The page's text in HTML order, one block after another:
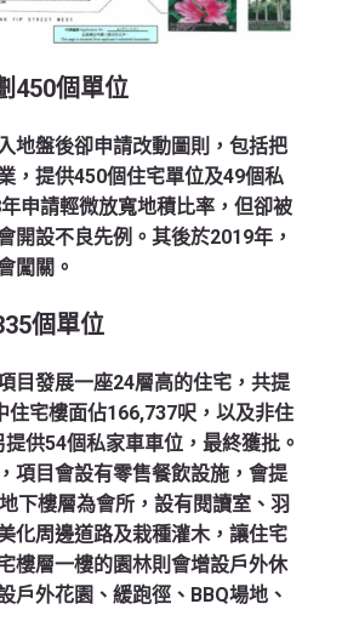
450個單位
地盤後卻申請改動圖則，包括把
，提供450個住宅單位及49個私
申請輕微放寬地積比率，但卻被
開設不良先例。其後於2019年，
闖關。
個單位
目發展一座24層高的住宅，共提
住宅樓面佔166,737呎，以及非住
供54個私家車車位，最終獲批。
項目會設有零售餐飲設施，會提
下樓層為會所，設有閱讀室、羽
化周邊道路及栽種灌木，讓住宅
樓層一樓的園林則會增設戶外休
戶外花園、緩跑徑、BBQ場地、